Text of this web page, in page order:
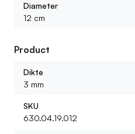
Diameter
12 cm
Product
Dikte
3 mm
SKU
630.04.19.012